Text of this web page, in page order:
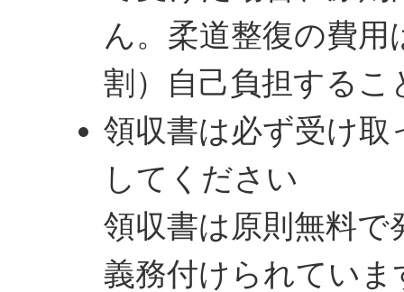
ん。柔道整復の費用
割）自己負担するこ
領収書は必ず受け取
してください
領収書は原則無料で
義務付けられてい